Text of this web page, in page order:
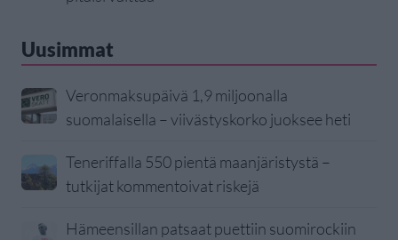
Uusimmat
Veronmaksupäivä 1,9 miljoonalla
suomalaisella – viivästyskorko juoksee heti
Teneriffalla 550 pientä maanjäristystä –
tutkijat kommentoivat riskejä
Hämeensillan patsaat puettiin suomirockiin